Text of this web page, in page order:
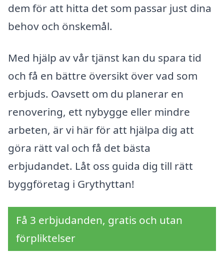
dem för att hitta det som passar just dina
behov och önskemål.
Med hjälp av vår tjänst kan du spara tid
och få en bättre översikt över vad som
erbjuds. Oavsett om du planerar en
renovering, ett nybygge eller mindre
arbeten, är vi här för att hjälpa dig att
göra rätt val och få det bästa
erbjudandet. Låt oss guida dig till rätt
byggföretag i Grythyttan!
Få 3 erbjudanden, gratis och utan
förpliktelser